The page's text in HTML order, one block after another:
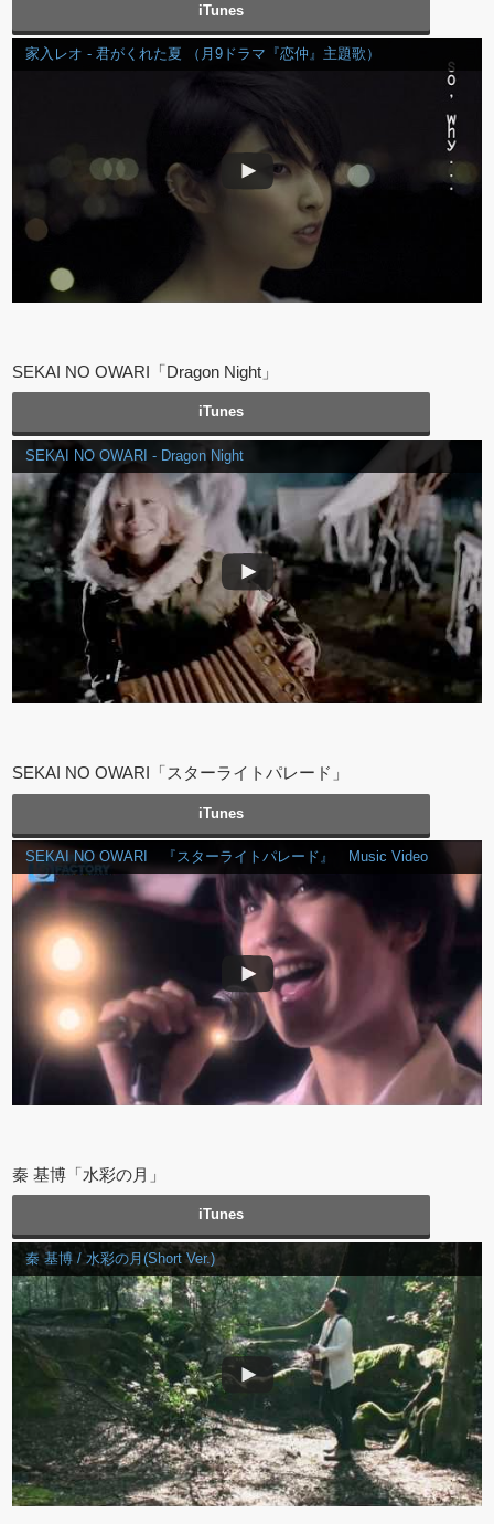
iTunes
家入レオ - 君がくれた夏 （月9ドラマ『恋仲』主題歌）
SEKAI NO OWARI「Dragon Night」
iTunes
SEKAI NO OWARI - Dragon Night
SEKAI NO OWARI「スターライトパレード」
iTunes
SEKAI NO OWARI 『スターライトパレード』 Music Video
秦 基博「水彩の月」
iTunes
秦 基博 / 水彩の月(Short Ver.)